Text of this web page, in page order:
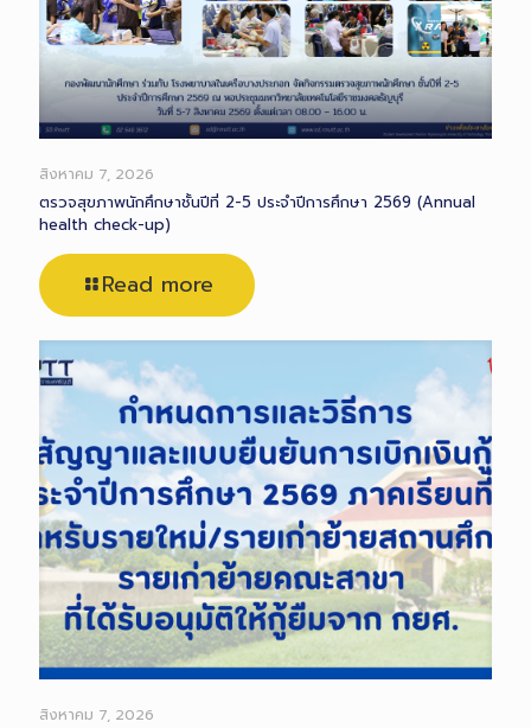
สิงหาคม 7, 2026
ตรวจสุขภาพนักศึกษาชั้นปีที่ 2-5 ประจำปีการศึกษา 2569 (Annual
health check-up)
Read more
สิงหาคม 7, 2026